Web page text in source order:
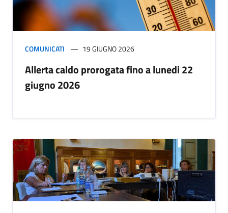
COMUNICATI 19 GIUGNO 2026
Allerta caldo prorogata fino a lunedi 22
giugno 2026